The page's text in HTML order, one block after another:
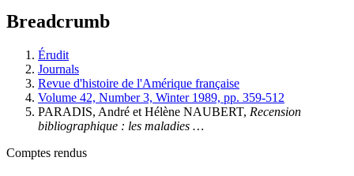
Breadcrumb
Érudit
Journals
Revue d'histoire de l'Amérique française
Volume 42, Number 3, Winter 1989, pp. 359-512
PARADIS, André et Hélène NAUBERT, Recension
bibliographique : les maladies …
Comptes rendus